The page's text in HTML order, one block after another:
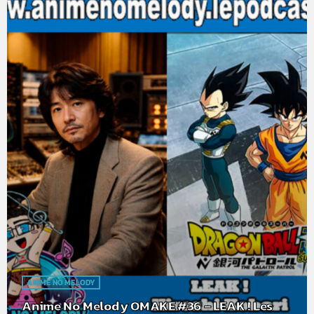
ANIME NO MELODY
Anime No Melody OMAKE #36 – LEAK ! Les